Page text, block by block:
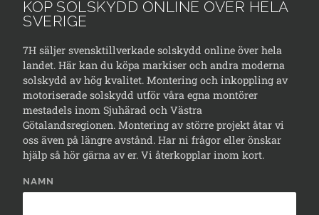
KÖP SOLSKYDD ONLINE ÖVER HELA
SVERIGE
7H säljer svensktillverkade solskydd online över hela
landet. Här kan du köpa markiser och andra moderna
solskydd av hög kvalitet. Montering och inkoppling av
motoriserade solskydd utför våra egna montörer
mestadels inom Sjuhärad och Västra
Götalandsregionen. Montering av större projekt åtar vi
oss även på längre avstånd. Har ni frågor eller önskar
hjälp så hör gärna av er. Vi återkopplar inom kort.
NAMN